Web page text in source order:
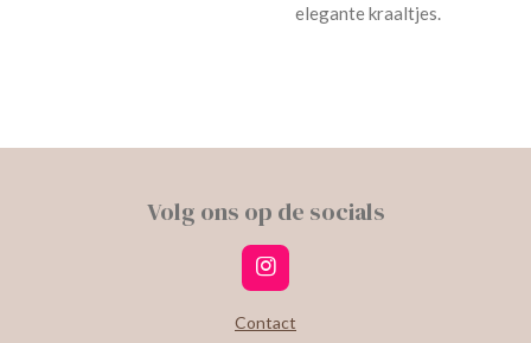
elegante kraaltjes.
Volg ons op de socials
I
n
s
Contact